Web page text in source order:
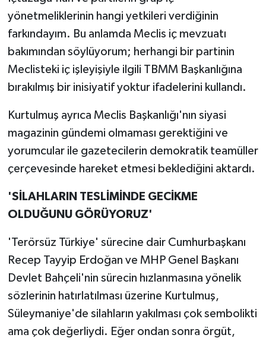
yönetmeliklerinin hangi yetkileri verdiğinin
farkındayım. Bu anlamda Meclis iç mevzuatı
bakımından söylüyorum; herhangi bir partinin
Meclisteki iç işleyişiyle ilgili TBMM Başkanlığına
bırakılmış bir inisiyatif yoktur ifadelerini kullandı.
Kurtulmuş ayrıca Meclis Başkanlığı'nın siyasi
magazinin gündemi olmaması gerektiğini ve
yorumcular ile gazetecilerin demokratik teamüller
çerçevesinde hareket etmesi beklediğini aktardı.
'SİLAHLARIN TESLİMİNDE GECİKME
OLDUĞUNU GÖRÜYORUZ'
'Terörsüz Türkiye' sürecine dair Cumhurbaşkanı
Recep Tayyip Erdoğan ve MHP Genel Başkanı
Devlet Bahçeli'nin sürecin hızlanmasına yönelik
sözlerinin hatırlatılması üzerine Kurtulmuş,
Süleymaniye'de silahların yakılması çok sembolikti
ama çok değerliydi. Eğer ondan sonra örgüt,